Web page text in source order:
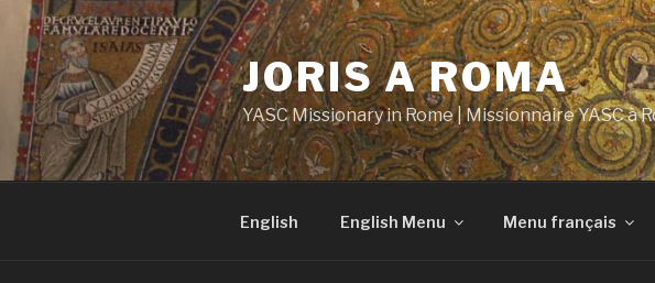
Aller
contenu
principal
JORIS A ROMA
YASC Missionary in Rome | Missionnaire YASC à
English English Menu Menu français